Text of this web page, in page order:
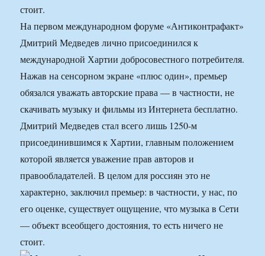
стоит.
На первом международном форуме «Антиконтрафакт»
Дмитрий Медведев лично присоединился к
международной Хартии добросовестного потребителя.
Нажав на сенсорном экране «плюс один», премьер
обязался уважать авторские права — в частности, не
скачивать музыку и фильмы из Интернета бесплатно.
Дмитрий Медведев стал всего лишь 1250-м
присоединившимся к Хартии, главным положением
которой является уважение прав авторов и
правообладателей. В целом для россиян это не
характерно, заключил премьер: в частности, у нас, по
его оценке, существует ощущение, что музыка в Сети
— объект всеобщего достояния, то есть ничего не
стоит.